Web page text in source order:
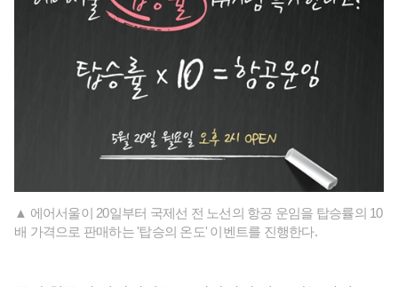
▲ 에어서울이 20일부터 국제선 전 노선의 항공 운임을 탑승률의 10
배 가격으로 판매하는 '탑승의 온도' 이벤트를 진행한다.